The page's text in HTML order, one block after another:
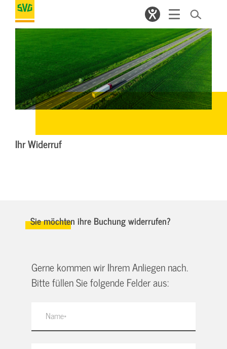
Ihr Widerruf
Sie möchten ihre Buchung widerrufen?
Gerne kommen wir Ihrem Anliegen nach.
Bitte füllen Sie folgende Felder aus: